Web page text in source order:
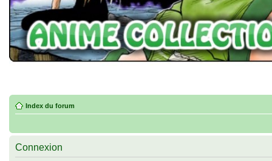
Index du forum
Connexion